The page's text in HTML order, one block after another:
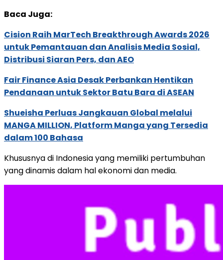
Baca Juga:
Cision Raih MarTech Breakthrough Awards 2026
untuk Pemantauan dan Analisis Media Sosial,
Distribusi Siaran Pers, dan AEO
Fair Finance Asia Desak Perbankan Hentikan
Pendanaan untuk Sektor Batu Bara di ASEAN
Shueisha Perluas Jangkauan Global melalui
MANGA MILLION, Platform Manga yang Tersedia
dalam 100 Bahasa
Khususnya di Indonesia yang memiliki pertumbuhan
yang dinamis dalam hal ekonomi dan media.